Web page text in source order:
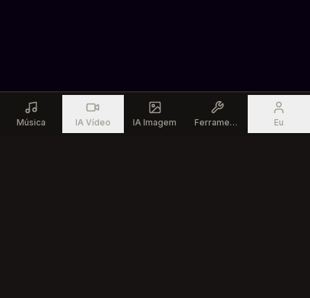
Música IA Vídeo IA Imagem Ferramentas Eu